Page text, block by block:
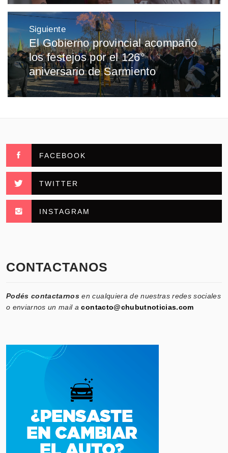
Siguiente
Entrada
siguiente:
El Gobierno provincial acompañó
los festejos por el 126°
aniversario de Sarmiento
FACEBOOK
TWITTER
INSTAGRAM
CONTACTANOS
Podés contactarnos en cualquiera de nuestras redes sociales
o enviarnos un mail acontacto@chubutnoticias.com